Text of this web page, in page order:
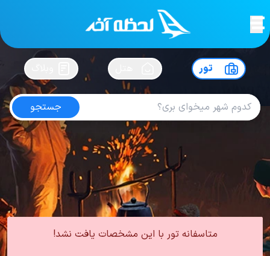
لحظه آخرسفرت رو بساز !
تور
جستجو
تور روسیه آذر
4.2 از5| از100 کاربر
تور روسیه
تور روسیه پاییز
متاسفانه تور با این مشخصات یافت نشد!